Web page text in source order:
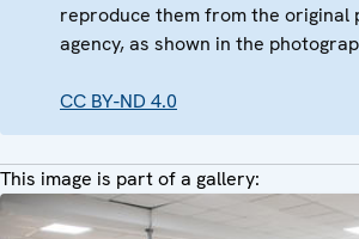
reproduce them from the original
agency, as shown in the
CC BY-ND 4.0
This image is part of a gallery: